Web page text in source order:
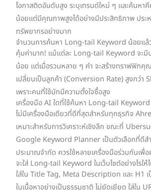
โอกาสติดอันดับสูง ระบุเทรนด์ใหม่ ๆ และค้นหา
น้อยแต่มีคุณภาพสูงได้อย่างมีประสิทธิภาพ ประห
ทรัพยากรอย่างมาก
จำนวนการค้นหา Long-tail Keyword น้อยแล้
คุ้มค่ามาก! แม้แต่ละ Long-tail Keyword จะมี
น้อย แต่เมื่อรวมหลาย ๆ คำ จะสร้างทราฟฟิกคุ
เปลี่ยนเป็นลูกค้า (Conversion Rate) สูงกว่า
เพราะคนที่ใช้มักมีความตั้งใจซื้อสูง
เครื่องมือ AI ใดที่ใช้ค้นหา Long-tail
ไม่มีเครื่องมือเดียวที่ดีที่สุดสำหรับทุกธุรกิจ
เหมาะสำหรับการวิเคราะห์เชิงลึก ขณะที่
Google Keyword Planner เป็นตัวเลือกที่ดีส
ประมาณจำกัด ควรใช้หลายเครื่องมือร่วมกันเ
จะใส่ Long-tail Keyword ในเว็บไซต์อย่างไรให้
ใส่ใน Title Tag, Meta Description และ H1
ในเนื้อหาอย่างเป็นธรรมชาติ ไม่ยัดเยียด ใส่ใน